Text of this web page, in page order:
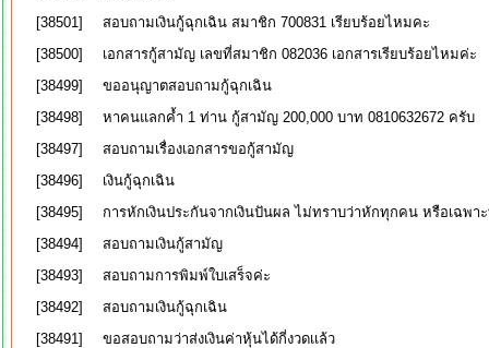
[38501]
สอบถามเงินกู้ฉุกเฉิน สมาชิก 700831 เรียบร้อยไหมคะ
[38500]
เอกสารกู้สามัญ เลขที่สมาชิก 082036 เอกสารเรียบร้อยไหมค่ะ
[38499]
ขออนุญาตสอบถามกู้ฉุกเฉิน
[38498]
หาคนแลกค้ำ 1 ท่าน กู้สามัญ 200,000 บาท 0810632672 ครับ
[38497]
สอบถามเรื่องเอกสารขอกู้สามัญ
[38496]
เงินกู้ฉุกเฉิน
[38495]
การหักเงินประกันจากเงินปันผล ไม่ทราบว่าหักทุกคน หรือเฉพา
[38494]
สอบถามเงินกู้สามัญ
[38493]
สอบถามการพิมพ์ใบเสร็จค่ะ
[38492]
สอบถามเงินกู้ฉุกเฉิน
[38491]
ขอสอบถามว่าส่งเงินค่าหุ้นได้กี่งวดเเล้ว